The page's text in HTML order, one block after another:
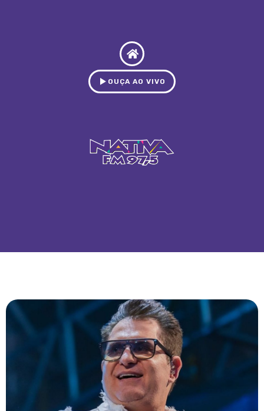
OUÇA AO VIVO